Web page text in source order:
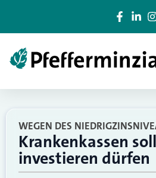
WEGEN DES
Krankenkassen
investieren dürfen